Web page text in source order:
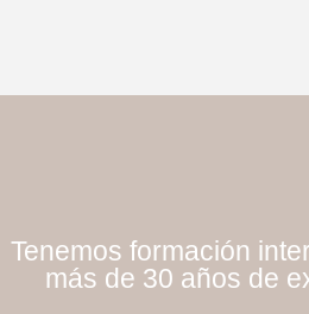
Tenemos formación
más de 30 años de